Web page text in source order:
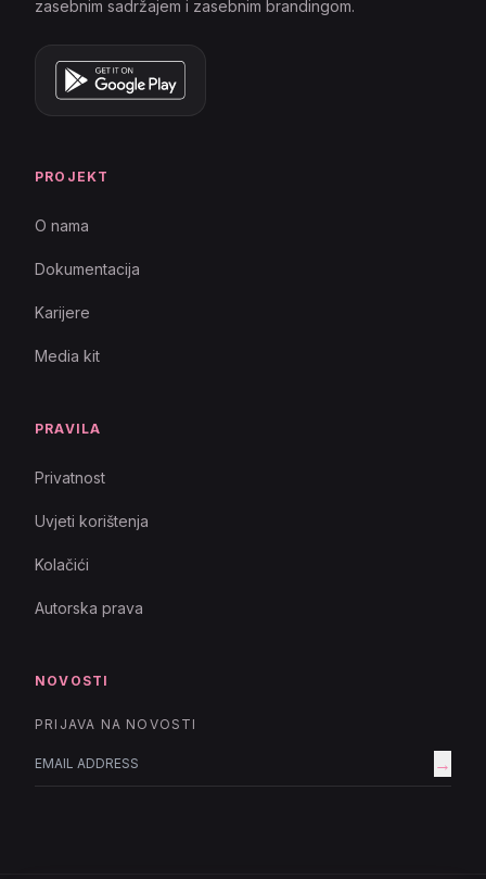
zasebnim sadržajem i zasebnim brandingom.
PROJEKT
O nama
Dokumentacija
Karijere
Media kit
PRAVILA
Privatnost
Uvjeti korištenja
Kolačići
Autorska prava
NOVOSTI
PRIJAVA NA NOVOSTI
→